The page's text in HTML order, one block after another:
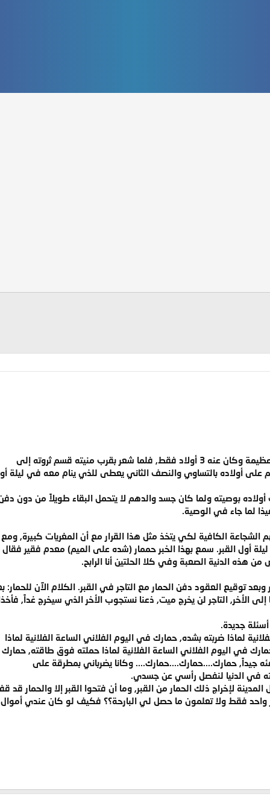
شعر بقرب منيته قسم ثروته إلى
أولاده بالتساوي والنصف الثاني يعطى للذي ينام معه في ليلة
أولاده بوصيته ولما كان جسد والدهم لا يتحمل البقاء طويلاً من دون
لما جاء في الوصية.
الشجاعة الكافية لكي يتخذ مثل هذا القرار مع أن المغريات كبيرة,
ليلة أول القبر. سمع بهذا الخبر حممار (شده على الميم) معدم فقير
هذه الدنية الصعبة وفي كلا الحلتين أنا الرابح.
وبعد توقيع العقود دفن الحمار مع التاجر في القبر. الكلام الآن
الأخر, التاجر لن يخرج ميت, ذعنا نستجوب الأخر الذي سيخرج غداً,
جديدة.
لماذا ضربته بشده, حمارك في اليوم الفلاني الساعة الفلانية لماذا
في اليوم الفلاني الساعة الفلانية لماذا حملته فوق طاقته, حمارك
جيداً, حمارك....حمارك....حمارك.... وكانا يضرباني بمطرقة على
في الدنيا لنفصل رأسي عن جسدي.
لإخراج ذلك الحمار من القبر, وما أن فتحوا القبر إلا والحمار
واحد فقط ولا تعلمون ما حصل لي البارحة؟؟ فكيف لو كان عندي